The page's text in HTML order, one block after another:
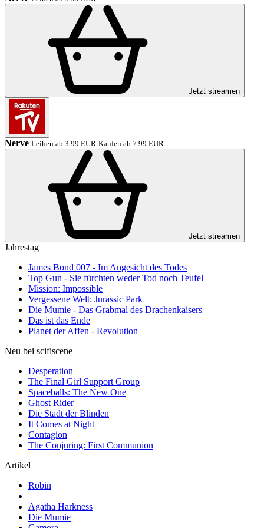
Jetzt streamen
Nerve Leihen ab 3.99 EUR Kaufen ab 7.99 EUR
Jetzt streamen
Jahrestag
James Bond 007 - Im Angesicht des Todes
Top Gun - Sie fürchten weder Tod noch Teufel
Mission: Impossible
Vergessene Welt: Jurassic Park
Die Mumie - Das Grabmal des Drachenkaisers
Das ist das Ende
Planet der Affen - Revolution
Neu bei scifiscene
Desperation
The Final Girl Support Group
Spaceballs: The New One
Ghost Rider
Die Stadt der Blinden
It Comes at Night
Contagion
The Conjuring: First Communion
Artikel
Robin
Agatha Harkness
Die Mumie